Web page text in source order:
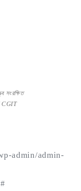
সংরক্ষিত
CGIT
admin/admin-